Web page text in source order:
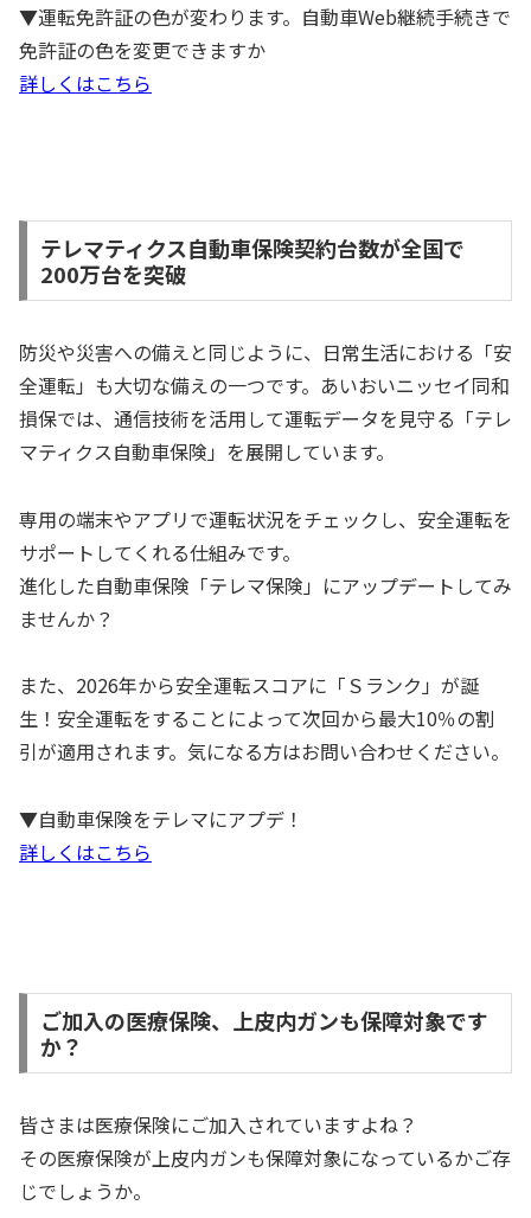
▼運転免許証の色が変わります。自動車Web継続手続きで
免許証の色を変更できますか
詳しくはこちら
テレマティクス自動車保険契約台数が全国で
200万台を突破
防災や災害への備えと同じように、日常生活における「安
全運転」も大切な備えの一つです。あいおいニッセイ同和
損保では、通信技術を活用して運転データを見守る「テレ
マティクス自動車保険」を展開しています。
専用の端末やアプリで運転状況をチェックし、安全運転を
サポートしてくれる仕組みです。
進化した自動車保険「テレマ保険」にアップデートしてみ
ませんか？
また、2026年から安全運転スコアに「Ｓランク」が誕
生！安全運転をすることによって次回から最大10％の割
引が適用されます。気になる方はお問い合わせください。
▼自動車保険をテレマにアプデ！
詳しくはこちら
ご加入の医療保険、上皮内ガンも保障対象です
か？
皆さまは医療保険にご加入されていますよね？
その医療保険が上皮内ガンも保障対象になっているかご存
じでしょうか。